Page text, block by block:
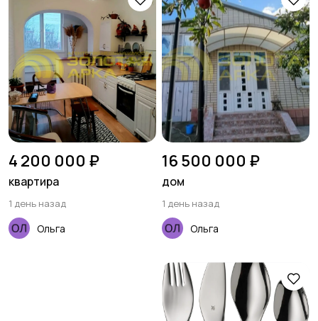
4 200 000 ₽
квартира
1 день назад
Ольга
16 500 000 ₽
дом
1 день назад
Ольга